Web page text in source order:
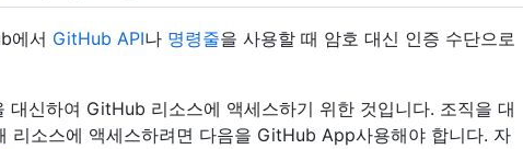
에서 GitHub API나 명령줄을 사용할 때 암호 대신 인증 수단으로
신하여 GitHub 리소스에 액세스하기 위한 것입니다. 조직을 대
리소스에 액세스하려면 다음을 GitHub App사용해야 합니다. 자